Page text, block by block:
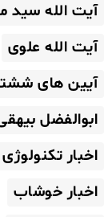
آیت الله
آیت الله علوی
آیین های
ابوالفضل
اخبار تکنولوژی
اخبار خوشاب